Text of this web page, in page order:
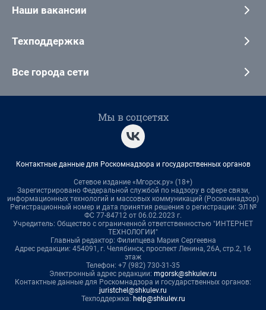
Наши вакансии
Техподдержка
Все города сети
Мы в соцсетях
Контактные данные для Роскомнадзора и государственных органов
Сетевое издание «Мгорск.ру» (18+)
Зарегистрировано Федеральной службой по надзору в сфере связи,
информационных технологий и массовых коммуникаций (Роскомнадзор)
Регистрационный номер и дата принятия решения о регистрации: ЭЛ №
ФС 77-84712 от 06.02.2023 г.
Учредитель: Общество с ограниченной ответственностью "ИНТЕРНЕТ
ТЕХНОЛОГИИ"
Главный редактор: Филипцева Мария Сергеевна
Адрес редакции: 454091, г. Челябинск, проспект Ленина, 26А, стр.2, 16
этаж
Телефон: +7 (982) 730-31-35
Электронный адрес редакции: mgorsk@shkulev.ru
Контактные данные для Роскомнадзора и государственных органов:
juristchel@shkulev.ru
Техподдержка: help@shkulev.ru